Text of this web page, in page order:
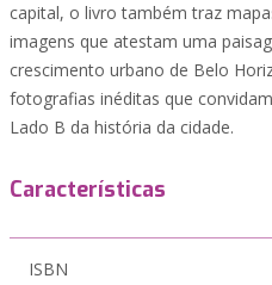
capital, o livro também traz
imagens que atestam uma
crescimento urbano de Belo
fotografias inéditas que
Lado B da história da cidade.
Características
ISBN